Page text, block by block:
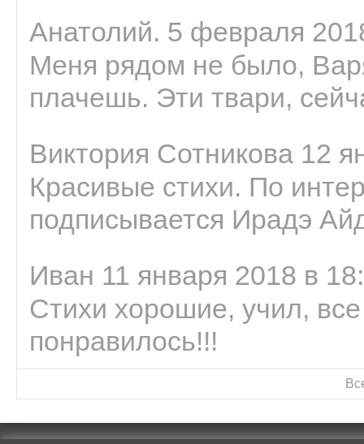
Анатолий. 5 февраля
Меня рядом не было,
плачешь. Эти твари,
Виктория Сотникова 12
Красивые стихи. По
подписывается Ирадэ
Иван 11 января 2018 в
Стихи хорошие, учил,
понравилось!!!